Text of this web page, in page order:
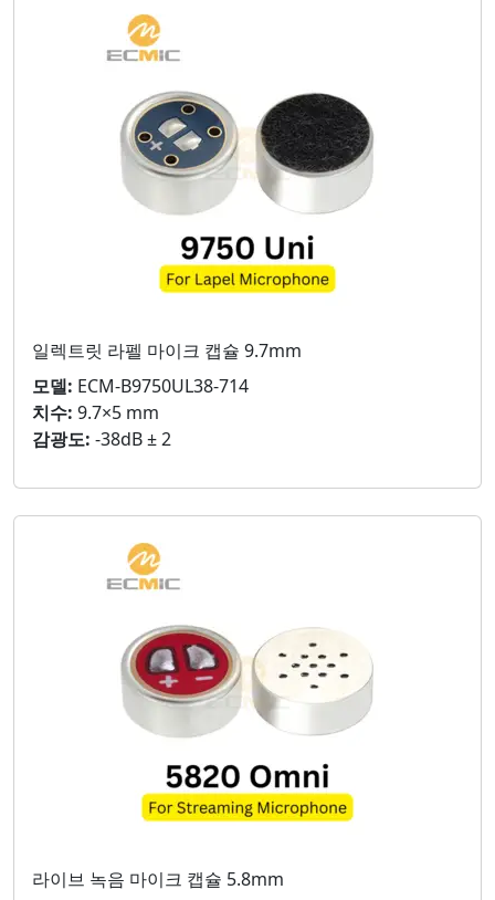
일렉트릿 라펠 마이크 캡슐 9.7mm
모델: ECM-B9750UL38-714
치수: 9.7×5 mm
감광도: -38dB ± 2
라이브 녹음 마이크 캡슐 5.8mm